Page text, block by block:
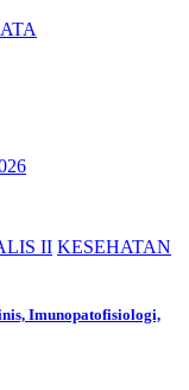
II KESEHATAN
Imunopatofisiologi,